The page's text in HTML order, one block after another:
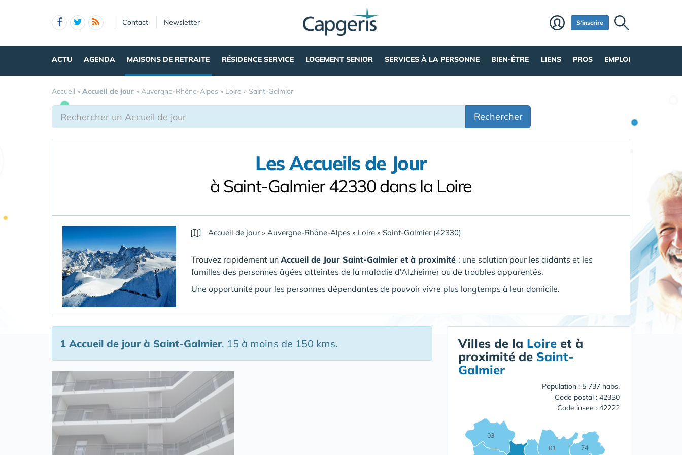
Contact Newsletter S'inscrire
ACTU AGENDA MAISONS DE RETRAITE RÉSIDENCE SERVICE LOGEMENT SENIOR SERVICES À LA PERSONNE BIEN-ÊTRE LIENS PROS EMPLOI
Accueil » Accueil de jour » Auvergne-Rhône-Alpes » Loire » Saint-Galmier
Rechercher
Les Accueils de Jour
à Saint-Galmier 42330 dans la Loire
Accueil de jour» Auvergne-Rhône-Alpes » Loire » Saint-Galmier (42330)
Trouvez rapidement un Accueil de Jour Saint-Galmier et à proximité : une solution pour les aidants et les
familles des personnes âgées atteintes de la maladie d’Alzheimer ou de troubles apparentés.
Une opportunité pour les personnes dépendantes de pouvoir vivre plus longtemps à leur domicile.
1 Accueil de jourà Saint-Galmier, 15 à moins de 150 kms. Villes de la Loire et à
proximité de Saint-
Galmier
Population : 5 737 habs.
Code postal : 42330
Code insee : 42222
01
03
74